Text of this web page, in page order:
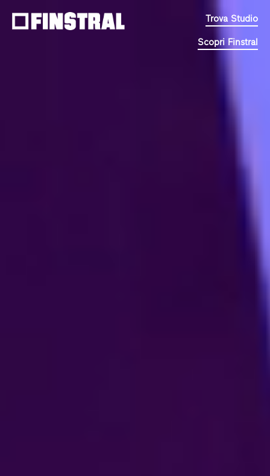
Scopri Finstral
Trova Studio